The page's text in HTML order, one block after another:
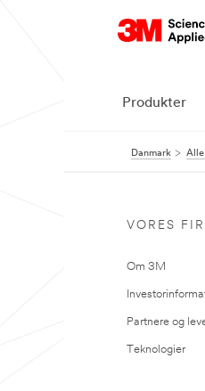
Produkter
Danmark
VORES
Om 3M
Partnere og
Teknologier